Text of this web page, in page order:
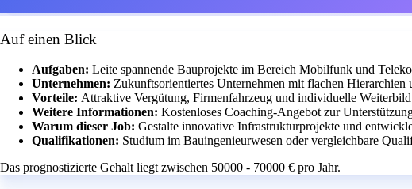
Auf einen Blick
Aufgaben: Leite spannende Bauprojekte im Bereich Mobilfunk und
Unternehmen: Zukunftsorientiertes Unternehmen mit flachen
Vorteile: Attraktive Vergütung, Firmenfahrzeug und individuelle
Weitere Informationen: Kostenloses Coaching-Angebot zur
Warum dieser Job: Gestalte innovative Infrastrukturprojekte und
Qualifikationen: Studium im Bauingenieurwesen oder vergleichbare
Das prognostizierte Gehalt liegt zwischen 50000 - 70000 € pro Jahr.